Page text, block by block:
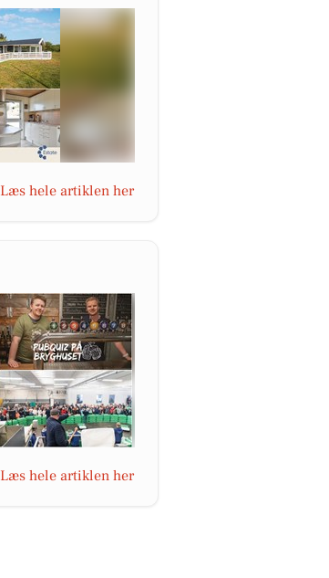
Læs hele artiklen her
Læs hele artiklen her